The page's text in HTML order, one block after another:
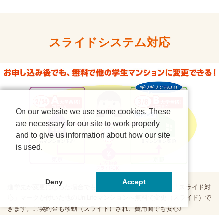
スライドシステム対応
進学先が変更になった場合でも、ご契約期間開始前なら、「スライド対
応」マークが付いた他のUniLifeマンションへ無料で変更（スライド）で
きます。ご契約金も移動（スライド）され、費用面でも安心♪
On our website we use some cookies. These
are necessary for our site to work properly
and to give us information about how our site
is used.
Deny Accept